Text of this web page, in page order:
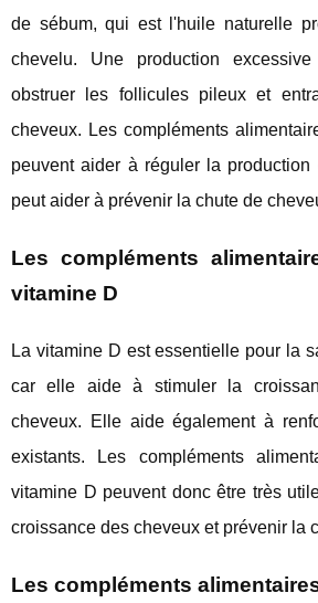
de sébum, qui est l'huile naturelle
chevelu. Une production
obstruer les follicules pileux et
cheveux. Les compléments
peuvent aider à réguler la
peut aider à prévenir la chute de
Les compléments
vitamine D
La vitamine D est essentielle pour la
car elle aide à stimuler la
cheveux. Elle aide également à
existants. Les compléments
vitamine D peuvent donc être très
croissance des cheveux et prévenir la
Les compléments